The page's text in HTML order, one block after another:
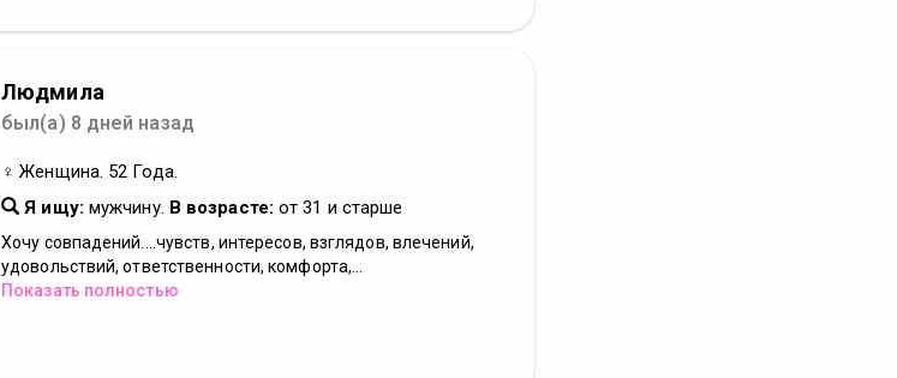
Людмила
был(а) 8 дней назад
♀ Женщина. 52 Года.
Я ищу: мужчину. В возрасте: от 31 и старше
Хочу совпадений....чувств, интересов, взглядов, влечений,
удовольствий, ответственности, комфорта,...
Показать полностью